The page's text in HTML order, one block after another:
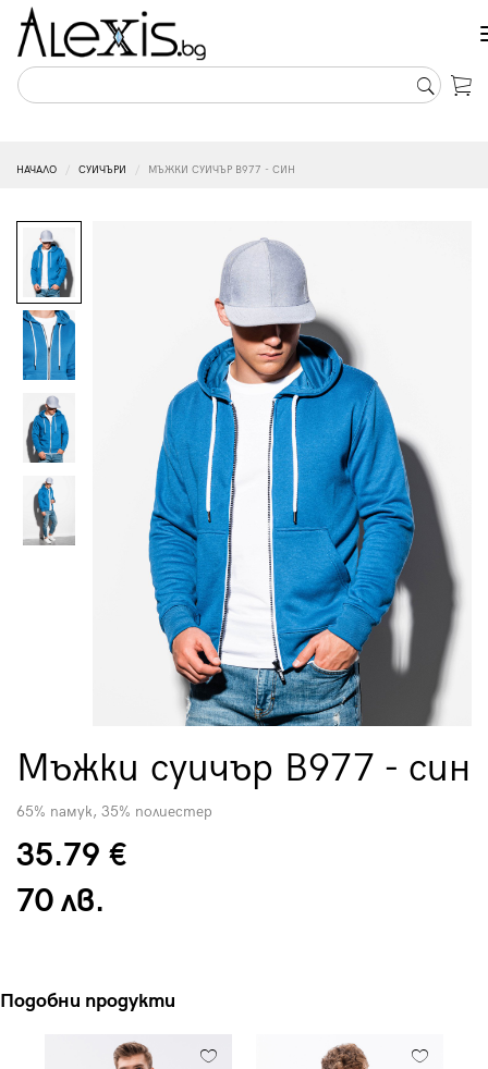
НАЧАЛО СУИЧЪРИ МЪЖКИ СУИЧЪР B977 - СИН
Мъжки суичър B977 - син
65% памук, 35% полиестер
35.79 €
70 лв.
Подобни продукти